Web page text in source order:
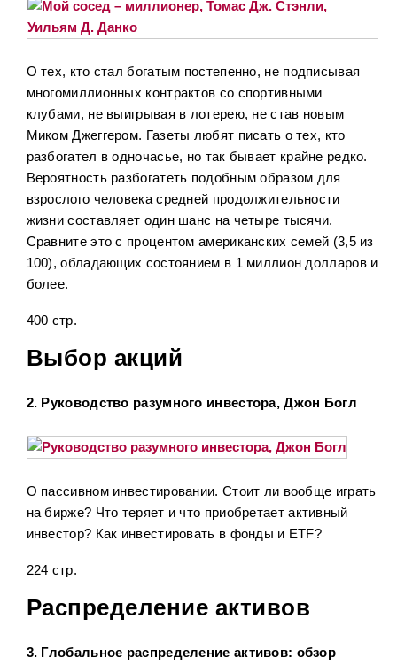
О тех, кто стал богатым постепенно, не подписывая
многомиллионных контрактов со спортивными
клубами, не выигрывая в лотерею, не став новым
Миком Джеггером. Газеты любят писать о тех, кто
разбогател в одночасье, но так бывает крайне редко.
Вероятность разбогатеть подобным образом для
взрослого человека средней продолжительности
жизни составляет один шанс на четыре тысячи.
Сравните это с процентом американских семей (3,5 из
100), обладающих состоянием в 1 миллион долларов и
более.
400 стр.
Выбор акций
2. Руководство разумного инвестора, Джон Богл
О пассивном инвестировании. Стоит ли вообще играть
на бирже? Что теряет и что приобретает активный
инвестор? Как инвестировать в фонды и ETF?
224 стр.
Распределение активов
3. Глобальное распределение активов: обзор